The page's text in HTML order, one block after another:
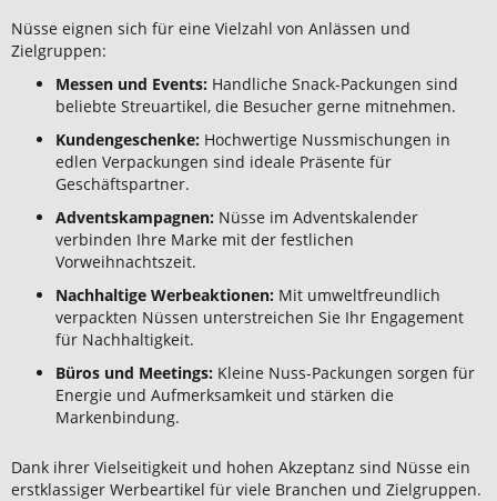
Nüsse eignen sich für eine Vielzahl von Anlässen und
Zielgruppen:
Messen und Events: Handliche Snack-Packungen sind
beliebte Streuartikel, die Besucher gerne mitnehmen.
Kundengeschenke: Hochwertige Nussmischungen in
edlen Verpackungen sind ideale Präsente für
Geschäftspartner.
Adventskampagnen: Nüsse im Adventskalender
verbinden Ihre Marke mit der festlichen
Vorweihnachtszeit.
Nachhaltige Werbeaktionen: Mit umweltfreundlich
verpackten Nüssen unterstreichen Sie Ihr Engagement
für Nachhaltigkeit.
Büros und Meetings: Kleine Nuss-Packungen sorgen für
Energie und Aufmerksamkeit und stärken die
Markenbindung.
Dank ihrer Vielseitigkeit und hohen Akzeptanz sind Nüsse ein
erstklassiger Werbeartikel für viele Branchen und Zielgruppen.